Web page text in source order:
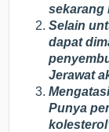
sekarang
Selain
dapat
Jerawat
Punya